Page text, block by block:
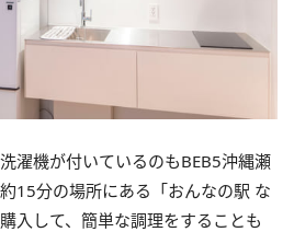
濯機が付いているのもBEB5沖縄瀬
15分の場所にある「おんなの駅 な
入して、簡単な調理をすることも